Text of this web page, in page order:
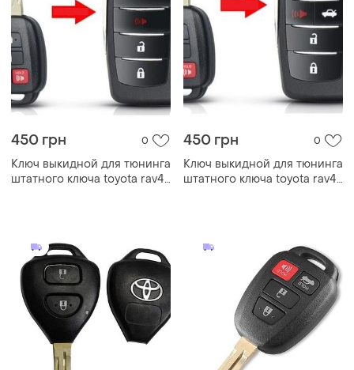
450 грн 0
Ключ выкидной для тюнинга
штатного ключа toyota rav4
450 грн 0
Ключ выкидной для тюнинга
штатного ключа toyota rav4